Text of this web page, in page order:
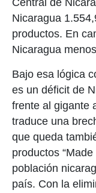
Central de
Nicaragua
productos. En
Nicaragua
Bajo esa lógica
es un déficit de
frente al gigante
traduce una
que queda
productos
población
país. Con la